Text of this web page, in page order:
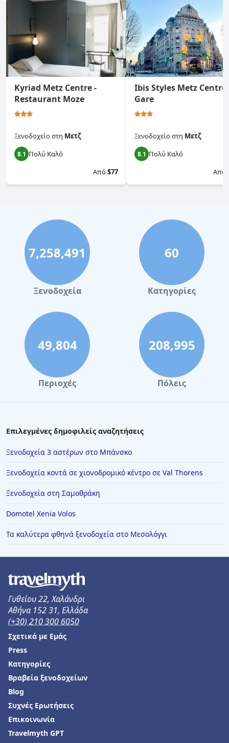
Kyriad Metz Centre -
Restaurant Moze
Ξενοδοχείοστη Μετζ
8.1 Πολύ Καλό
Από$77
Ibis Styles Metz Centre
Gare
Ξενοδοχείοστη Μετζ
8.1 Πολύ Καλό
Από
7,258,491
Ξενοδοχεία
60
Κατηγορίες
49,804
Περιοχές
208,995
Πόλεις
Επιλεγμένες δημοφιλείς αναζητήσεις
Ξενοδοχεία 3 αστέρων στο Μπάνσκο
Ξενοδοχεία κοντά σε χιονοδρομικό κέντρο σε Val Thorens
Ξενοδοχεία στη Σαμοθράκη
Domotel Xenia Volos
Τα καλύτερα φθηνά ξενοδοχεία στο Μεσολόγγι
Γυθείου 22, Χαλάνδρι
Αθήνα 152 31, Ελλάδα
(+30) 210 300 6050
Σχετικά με Εμάς
Press
Κατηγορίες
Βραβεία ξενοδοχείων
Blog
Συχνές Ερωτήσεις
Επικοινωνία
Travelmyth GPT